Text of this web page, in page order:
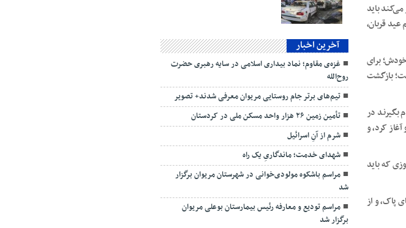
باید
قربان،
برای
بازگشت
در
کرد، و
که باید
پاک، و از
آخرین اخبار
غزه‌ی مقاوم؛ نماد بیداری اسلامی در سایه رهبری حضرت
روح‌الله
تیم‌های برتر جام روستایی مریوان معرفی شدند+ تصویر
تأمین زمین ۲۶ هزار واحد مسکن ملی در کردستان
شرم از آنِ اسرائیل
شهدای خدمت؛ ماندگاریِ یک راه
مراسم باشکوه مولودی‌خوانی در شهرستان مریوان برگزار
شد
مراسم تودیع و معارفه رئیس بیمارستان بوعلی مریوان
برگزار شد